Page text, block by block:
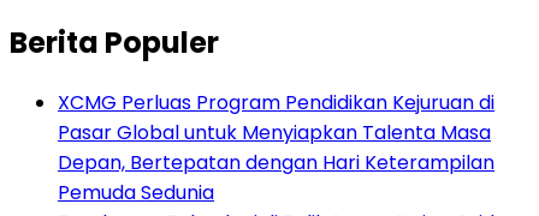
Berita Populer
XCMG Perluas Program Pendidikan Kejuruan di
Pasar Global untuk Menyiapkan Talenta Masa
Depan, Bertepatan dengan Hari Keterampilan
Pemuda Sedunia